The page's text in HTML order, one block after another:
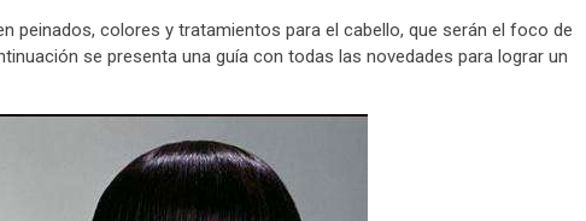
peinados, colores y tratamientos para el cabello, que serán el foco de
se presenta una guía con todas las novedades para lograr un